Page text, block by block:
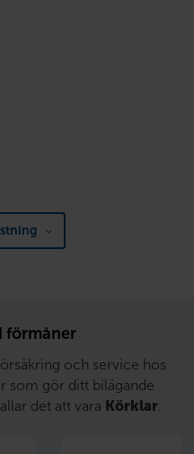
förmåner
och service hos
som gör ditt bilägande
det att vara Körklar.